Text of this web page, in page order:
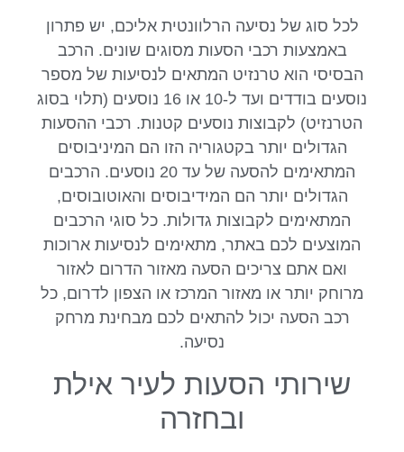
לכל סוג של נסיעה הרלוונטית אליכם, יש פתרון
באמצעות רכבי הסעות מסוגים שונים. הרכב
הבסיסי הוא טרנזיט המתאים לנסיעות של מספר
נוסעים בודדים ועד ל-10 או 16 נוסעים (תלוי בסוג
הטרנזיט) לקבוצות נוסעים קטנות. רכבי ההסעות
הגדולים יותר בקטגוריה הזו הם המיניבוסים
המתאימים להסעה של עד 20 נוסעים. הרכבים
הגדולים יותר הם המידיבוסים והאוטובוסים,
המתאימים לקבוצות גדולות. כל סוגי הרכבים
המוצעים לכם באתר, מתאימים לנסיעות ארוכות
ואם אתם צריכים הסעה מאזור הדרום לאזור
מרוחק יותר או מאזור המרכז או הצפון לדרום, כל
רכב הסעה יכול להתאים לכם מבחינת מרחק
נסיעה.
שירותי הסעות לעיר אילת
ובחזרה